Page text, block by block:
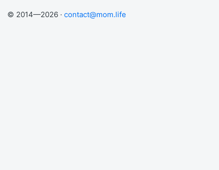
© 2014—2026 · contact@mom.life